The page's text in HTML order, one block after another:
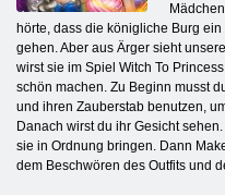
hörte, dass die königliche Burg
gehen. Aber aus Ärger sieht
wirst sie im Spiel Witch To
schön machen. Zu Beginn musst
und ihren Zauberstab benutzen,
Danach wirst du ihr Gesicht
sie in Ordnung bringen. Dann
dem Beschwören des Outfits und